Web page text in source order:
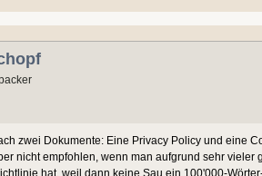
zwei Dokumente: Eine Privacy Policy und eine
nicht empfohlen, wenn man aufgrund sehr
hat, weil dann keine Sau ein 100'000-